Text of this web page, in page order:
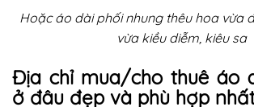
Hoặc áo dài phối nhung thêu hoa vừa
vừa kiều diễm, kiêu sa
Địa chỉ mua/cho thuê áo
ở đâu đẹp và phù hợp